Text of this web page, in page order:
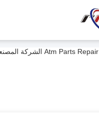
Atm Parts Repair الشركة المصنعة عبر الإنترنت